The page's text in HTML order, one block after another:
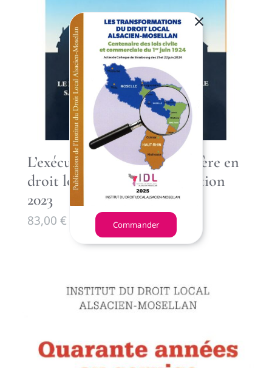
L’exécution forcée immobilière en
droit local (2Tomes), 2 e édition
2023
83,00 € Commander